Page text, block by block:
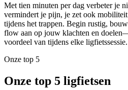
Met tien minuten per dag verbeter je
vermindert je pijn, je zet ook
tijdens het trappen. Begin rustig,
flow aan op jouw klachten en
voordeel van tijdens elke ligfietssessie.
Onze top 5
Onze top 5 ligfietsen